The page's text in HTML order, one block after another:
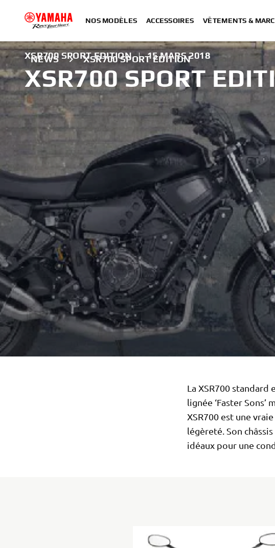
NOS MODÈLES ACCESSOIRES VÊTEMENTS &
NEWS XSR700 SPORT EDITION
XSR700 SPORT EDITION | 15 MARS 2018
XSR700 SPORT
La XSR700 standard
lignée ‘Faster
XSR700 est une
légèreté. Son
idéaux pour une